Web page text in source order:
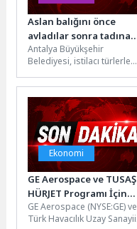
Aslan balığını önce
avladılar sonra tadına
baktılar
Antalya Büyükşehir
Belediyesi, istilacı türlerle
balıkçılığı destekleme ve
farkındalık oluşturma
amacıyla Aslan Balığı...
Ekonomi
GE Aerospace ve TUSAŞ
HÜRJET Programı İçin
F404 Motorları
Anlaşmasını Duyurdu
GE Aerospace (NYSE:GE) ve
Türk Havacılık Uzay Sanayii